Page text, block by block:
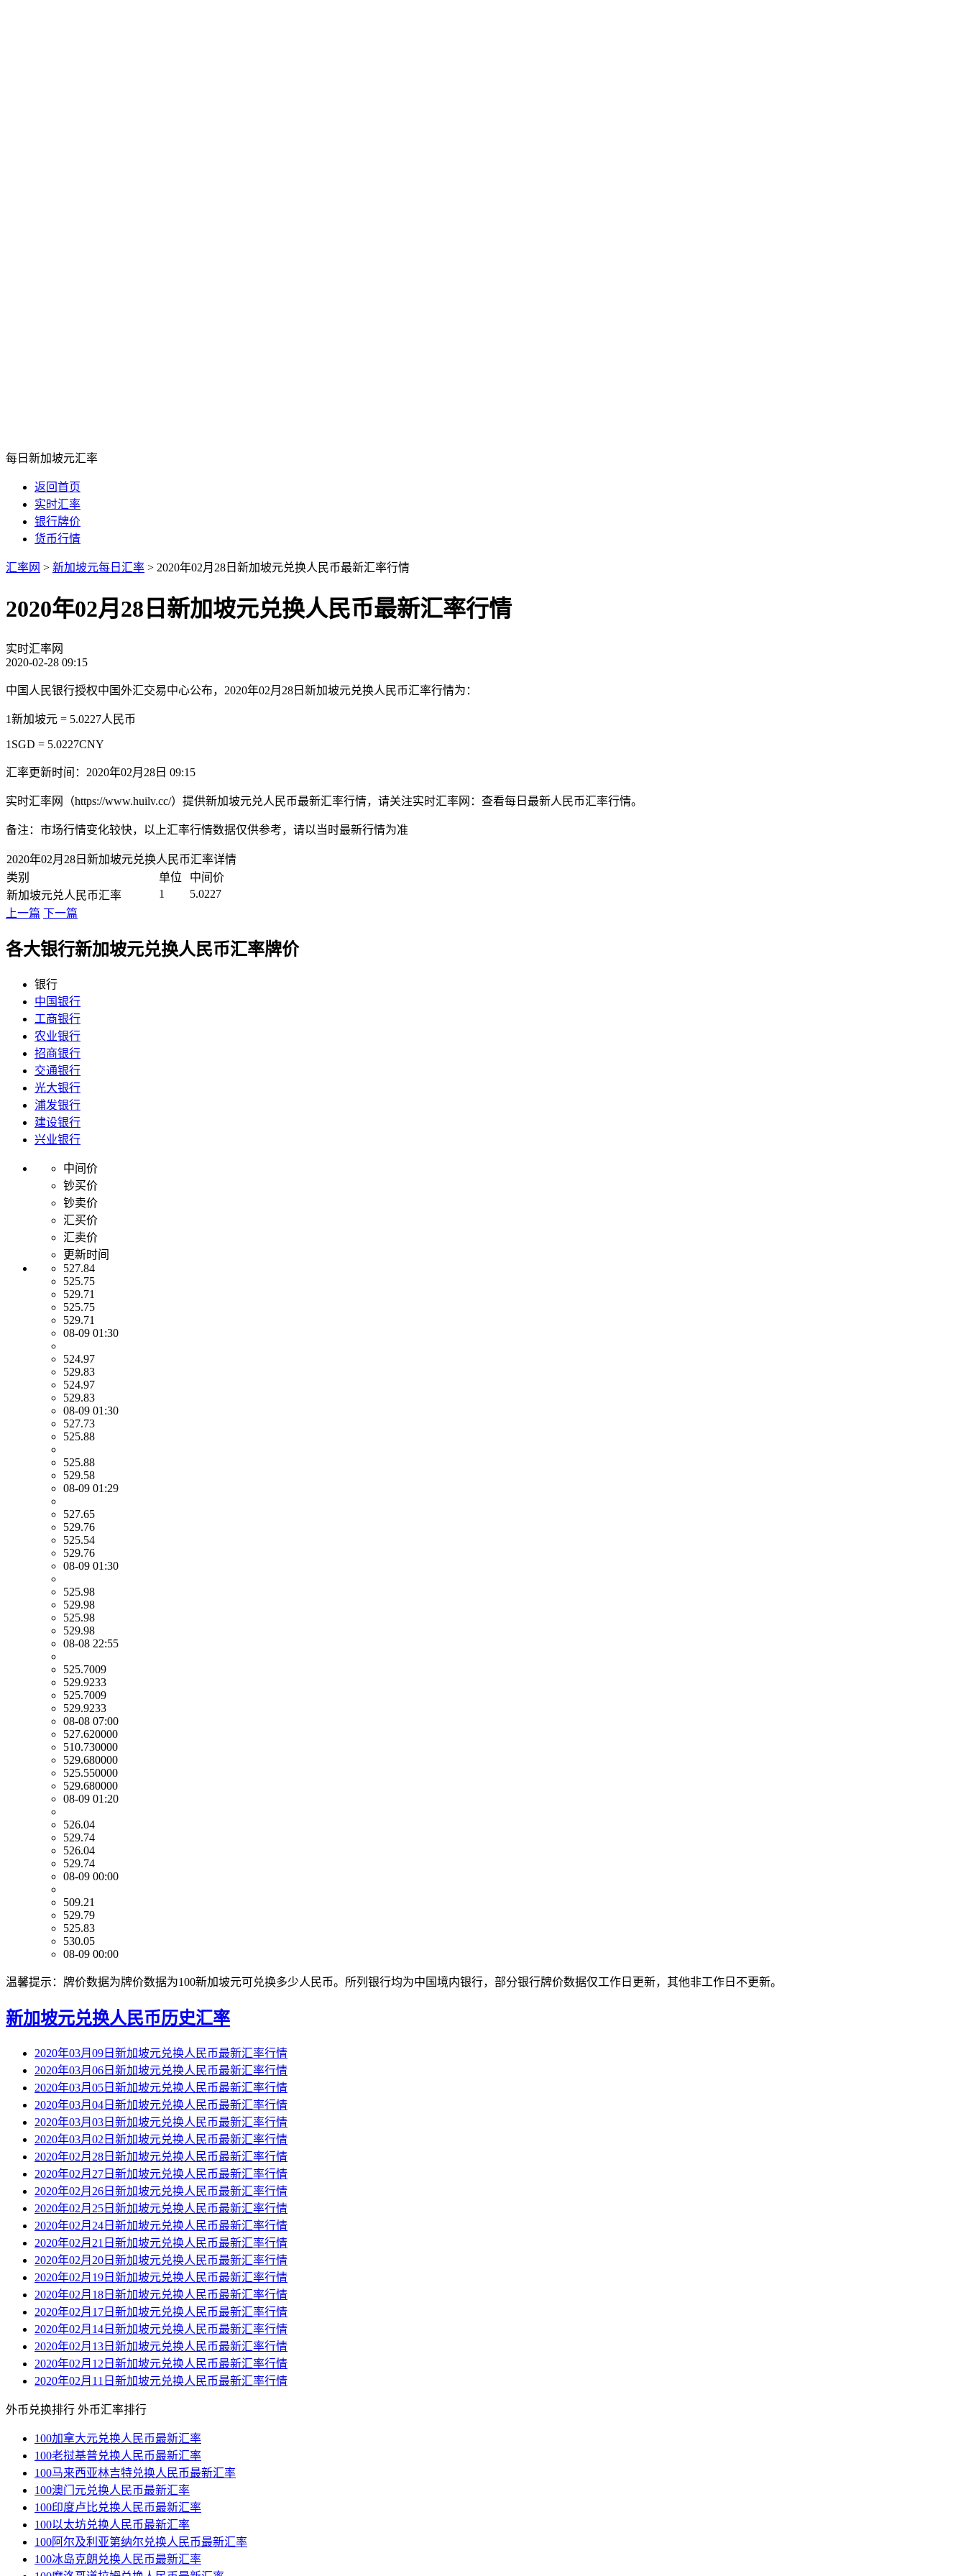
每日新加坡元汇率
返回首页
实时汇率
银行牌价
货币行情
汇率网 > 新加坡元每日汇率 > 2020年02月28日新加坡元兑换人民币最新汇率行情
2020年02月28日新加坡元兑换人民币最新汇率行情
实时汇率网
2020-02-28 09:15
中国人民银行授权中国外汇交易中心公布，2020年02月28日新加坡元兑换人民币汇率行情为：
1新加坡元 = 5.0227人民币
1SGD = 5.0227CNY
汇率更新时间：2020年02月28日 09:15
实时汇率网（https://www.huilv.cc/）提供新加坡元兑人民币最新汇率行情，请关注实时汇率网：查看每日最新人民币汇率行情。
备注：市场行情变化较快，以上汇率行情数据仅供参考，请以当时最新行情为准
2020年02月28日新加坡元兑换人民币汇率详情
类别
单位
中间价
新加坡元兑人民币汇率
1
5.0227
上一篇 下一篇
各大银行新加坡元兑换人民币汇率牌价
银行
中国银行
工商银行
农业银行
招商银行
交通银行
光大银行
浦发银行
建设银行
兴业银行
中间价
钞买价
钞卖价
汇买价
汇卖价
更新时间
527.84
525.75
529.71
525.75
529.71
08-09 01:30
524.97
529.83
524.97
529.83
08-09 01:30
527.73
525.88
525.88
529.58
08-09 01:29
527.65
529.76
525.54
529.76
08-09 01:30
525.98
529.98
525.98
529.98
08-08 22:55
525.7009
529.9233
525.7009
529.9233
08-08 07:00
527.620000
510.730000
529.680000
525.550000
529.680000
08-09 01:20
526.04
529.74
526.04
529.74
08-09 00:00
509.21
529.79
525.83
530.05
08-09 00:00
温馨提示：牌价数据为牌价数据为100新加坡元可兑换多少人民币。所列银行均为中国境内银行，部分银行牌价数据仅工作日更新，其他非工作日不更新。
新加坡元兑换人民币历史汇率
2020年03月09日新加坡元兑换人民币最新汇率行情
2020年03月06日新加坡元兑换人民币最新汇率行情
2020年03月05日新加坡元兑换人民币最新汇率行情
2020年03月04日新加坡元兑换人民币最新汇率行情
2020年03月03日新加坡元兑换人民币最新汇率行情
2020年03月02日新加坡元兑换人民币最新汇率行情
2020年02月28日新加坡元兑换人民币最新汇率行情
2020年02月27日新加坡元兑换人民币最新汇率行情
2020年02月26日新加坡元兑换人民币最新汇率行情
2020年02月25日新加坡元兑换人民币最新汇率行情
2020年02月24日新加坡元兑换人民币最新汇率行情
2020年02月21日新加坡元兑换人民币最新汇率行情
2020年02月20日新加坡元兑换人民币最新汇率行情
2020年02月19日新加坡元兑换人民币最新汇率行情
2020年02月18日新加坡元兑换人民币最新汇率行情
2020年02月17日新加坡元兑换人民币最新汇率行情
2020年02月14日新加坡元兑换人民币最新汇率行情
2020年02月13日新加坡元兑换人民币最新汇率行情
2020年02月12日新加坡元兑换人民币最新汇率行情
2020年02月11日新加坡元兑换人民币最新汇率行情
外币兑换排行 外币汇率排行
100加拿大元兑换人民币最新汇率
100老挝基普兑换人民币最新汇率
100马来西亚林吉特兑换人民币最新汇率
100澳门元兑换人民币最新汇率
100印度卢比兑换人民币最新汇率
100以太坊兑换人民币最新汇率
100阿尔及利亚第纳尔兑换人民币最新汇率
100冰岛克朗兑换人民币最新汇率